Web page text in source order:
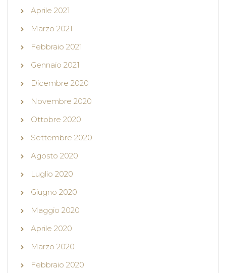
Aprile 2021
Marzo 2021
Febbraio 2021
Gennaio 2021
Dicembre 2020
Novembre 2020
Ottobre 2020
Settembre 2020
Agosto 2020
Luglio 2020
Giugno 2020
Maggio 2020
Aprile 2020
Marzo 2020
Febbraio 2020